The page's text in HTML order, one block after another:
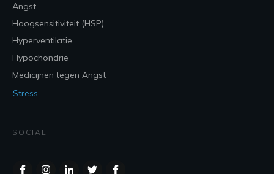
Angst
Hoogsensitiviteit (HSP)
Hyperventilatie
Hypochondrie
Medicijnen tegen Angst
Stress
SOCIAL